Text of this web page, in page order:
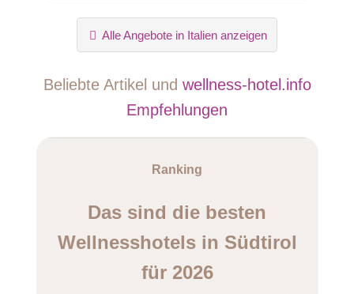
Alle Angebote in Italien anzeigen
Beliebte Artikel und wellness-hotel.info
Empfehlungen
Das sind die besten
Wellnesshotels in Südtirol
für 2026
Ranking